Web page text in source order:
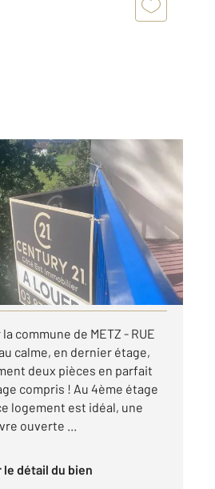
à louer
commune de METZ - RUE
calme, en dernier étage,
deux pièces en parfait
compris ! Au 4ème étage
logement est idéal, une
ouverte ...
le détail du bien